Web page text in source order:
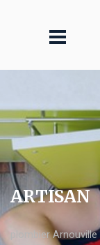
ARTISAN
plombier Arnouville